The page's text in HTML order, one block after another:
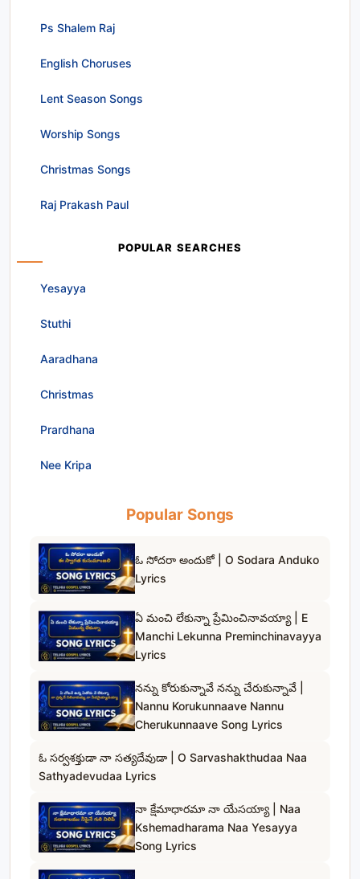
Ps Shalem Raj
English Choruses
Lent Season Songs
Worship Songs
Christmas Songs
Raj Prakash Paul
POPULAR SEARCHES
Yesayya
Stuthi
Aaradhana
Christmas
Prardhana
Nee Kripa
Popular Songs
ఓ సోదరా అందుకో | O Sodara Anduko
Lyrics
ఏ మంచి లేకున్నా ప్రేమించినావయ్యా | E
Manchi Lekunna Preminchinavayya
Lyrics
నన్ను కోరుకున్నావే నన్ను చేరుకున్నావే |
Nannu Korukunnaave Nannu
Cherukunnaave Song Lyrics
ఓ సర్వశక్తుడా నా సత్యదేవుడా | O Sarvashakthudaa Naa
Sathyadevudaa Lyrics
నా క్షేమాధారమా నా యేసయ్యా | Naa
Kshemadharama Naa Yesayya
Song Lyrics